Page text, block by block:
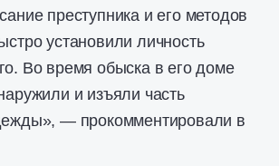
преступника и его методов
установили личность
Во время обыска в его доме
и изъяли часть
— прокомментировали в